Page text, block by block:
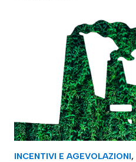
INCENTIVI E AGEVOLAZIONI,